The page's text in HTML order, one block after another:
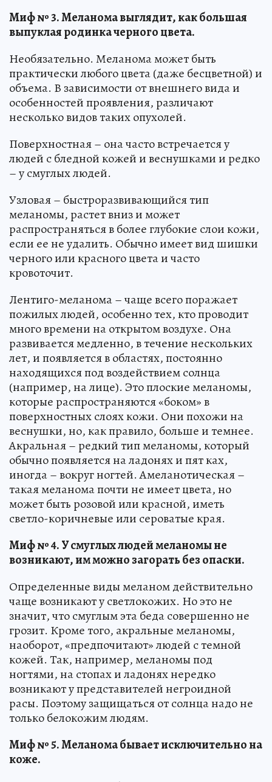
Миф № 3. Меланома выглядит, как большая
выпуклая родинка черного цвета.
Необязательно. Меланома может быть
практически любого цвета (даже бесцветной) и
объема. В зависимости от внешнего вида и
особенностей проявления, различают
несколько видов таких опухолей.
Поверхностная – она часто встречается у
людей с бледной кожей и веснушками и редко
– у смуглых людей.
Узловая – быстроразвивающийся тип
меланомы, растет вниз и может
распространяться в более глубокие слои кожи,
если ее не удалить. Обычно имеет вид шишки
черного или красного цвета и часто
кровоточит.
Лентиго-меланома – чаще всего поражает
пожилых людей, особенно тех, кто проводит
много времени на открытом воздухе. Она
развивается медленно, в течение нескольких
лет, и появляется в областях, постоянно
находящихся под воздействием солнца
(например, на лице). Это плоские меланомы,
которые распространяются «боком» в
поверхностных слоях кожи. Они похожи на
веснушки, но, как правило, больше и темнее.
Акральная – редкий тип меланомы, который
обычно появляется на ладонях и пят ках,
иногда – вокруг ногтей. Амеланотическая –
такая меланома почти не имеет цвета, но
может быть розовой или красной, иметь
светло-коричневые или сероватые края.
Миф № 4. У смуглых людей меланомы не
возникают, им можно загорать без опаски.
Определенные виды меланом действительно
чаще возникают у светлокожих. Но это не
значит, что смуглым эта беда совершенно не
грозит. Кроме того, акральные меланомы,
наоборот, «предпочитают» людей с темной
кожей. Так, например, меланомы под
ногтями, на стопах и ладонях нередко
возникают у представителей негроидной
расы. Поэтому защищаться от солнца надо не
только белокожим людям.
Миф № 5. Меланома бывает исключительно на
коже.